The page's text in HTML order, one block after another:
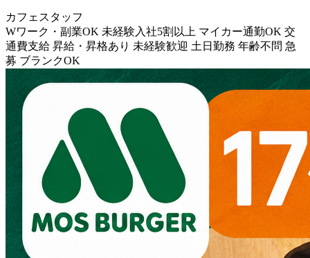
カフェスタッフ
Wワーク・副業OK 未経験入社5割以上 マイカー通勤OK 交
通費支給 昇給・昇格あり 未経験歓迎 土日勤務 年齢不問 急
募 ブランクOK